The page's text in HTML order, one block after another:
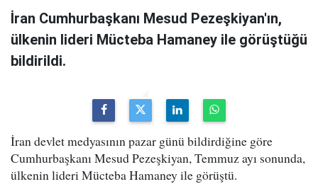
İran Cumhurbaşkanı Mesud Pezeşkiyan'ın,
ülkenin lideri Mücteba Hamaney ile görüştüğü
bildirildi.
İran devlet medyasının pazar günü bildirdiğine göre
Cumhurbaşkanı Mesud Pezeşkiyan, Temmuz ayı sonunda,
ülkenin lideri Mücteba Hamaney ile görüştü.